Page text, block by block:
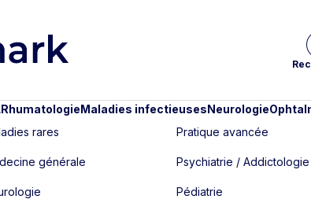
RhumatologieMaladies infectieusesNeurologie
rares
générale
Pratique avancée
Psychiatrie / Addictologie
Pédiatrie